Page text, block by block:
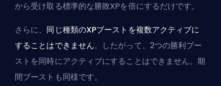
から受け取る標準的な勝敗XPを倍にするだけです。
さらに、 同じ種類のXPブーストを複数アクティブに
することはできません。したがって、2つの勝利ブー
ストを同時にアクティブにすることはできません。期
間ブーストも同様です。